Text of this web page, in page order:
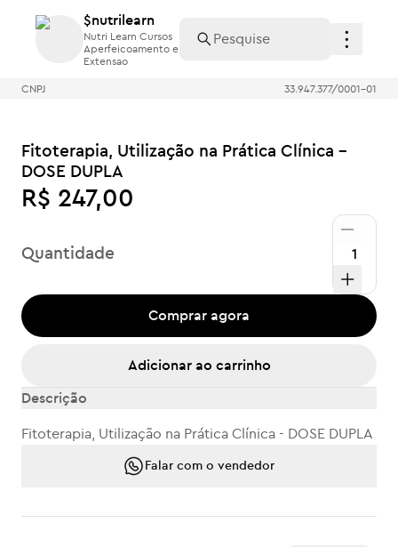
$nutrilearn
Nutri Learn Cursos
Aperfeicoamento e
Extensao
$nutrilearn
Nutri Learn Cursos
Aperfeicoamento e
Extensao
CNPJ 33.947.377/0001-01
Fitoterapia, Utilização na Prática Clínica -
DOSE DUPLA
R$ 247,00
Quantidade
Comprar agora
Adicionar ao carrinho
Descrição
Fitoterapia, Utilização na Prática Clínica - DOSE DUPLA
Falar com o vendedor